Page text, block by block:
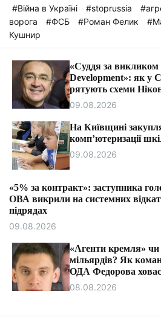
#Війна в Україні #stoprussia
ворога
#ФСБ #Роман Фелик
Кушнир
«Суддя за
Development»: як у
рятують схеми
митні справи.
09.08.2026
На Київщині
комп’ютеризації
09.08.2026
«5% за контракт»: заступника
ОВА викрили на системних
підрядах
09.08.2026
«Агенти кремля» чи
мільярдів? Як
ОДА Федорова
ярликами «ІПСО»
08.08.2026